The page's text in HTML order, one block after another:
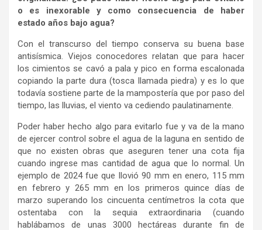
o es inexorable y como consecuencia de haber
estado años bajo agua?
Con el transcurso del tiempo conserva su buena base
antisísmica. Viejos conocedores relatan que para hacer
los cimientos se cavó a pala y pico en forma escalonada
copiando la parte dura (tosca llamada piedra) y es lo que
todavía sostiene parte de la mampostería que por paso del
tiempo, las lluvias, el viento va cediendo paulatinamente.
Poder haber hecho algo para evitarlo fue y va de la mano
de ejercer control sobre el agua de la laguna en sentido de
que no existen obras que aseguren tener una cota fija
cuando ingrese mas cantidad de agua que lo normal. Un
ejemplo de 2024 fue que llovió 90 mm en enero, 115 mm
en febrero y 265 mm en los primeros quince días de
marzo superando los cincuenta centímetros la cota que
ostentaba con la sequia extraordinaria (cuando
hablábamos de unas 3000 hectáreas durante fin de